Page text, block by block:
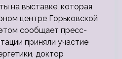
на выставке, которая
центре Горьковской
сообщает пресс-
приняли участие
доктор